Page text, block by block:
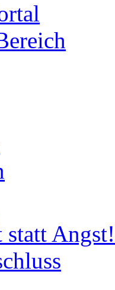
Angst!